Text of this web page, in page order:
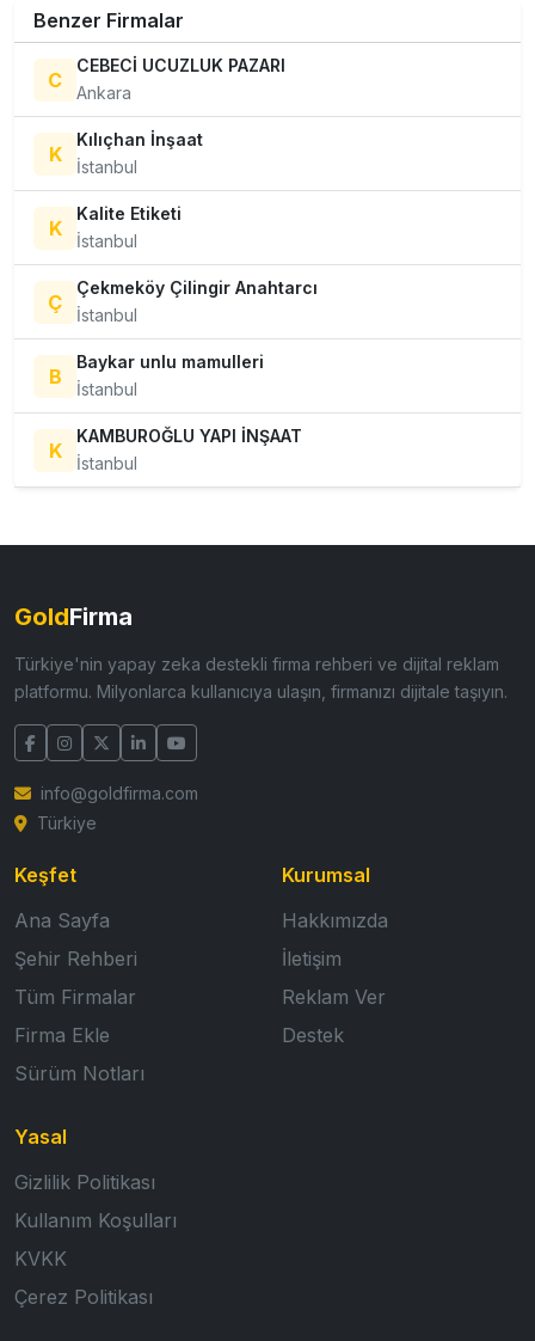
Benzer Firmalar
C
CEBECİ UCUZLUK PAZARI
Ankara
K
Kılıçhan İnşaat
İstanbul
K
Kalite Etiketi
İstanbul
Ç
Çekmeköy Çilingir Anahtarcı
İstanbul
B
Baykar unlu mamulleri
İstanbul
K
KAMBUROĞLU YAPI İNŞAAT
İstanbul
GoldFirma
Türkiye'nin yapay zeka destekli firma rehberi ve dijital reklam
platformu. Milyonlarca kullanıcıya ulaşın, firmanızı dijitale taşıyın.
info@goldfirma.com
Türkiye
Keşfet
Ana Sayfa
Şehir Rehberi
Tüm Firmalar
Firma Ekle
Sürüm Notları
Kurumsal
Hakkımızda
İletişim
Reklam Ver
Destek
Yasal
Gizlilik Politikası
Kullanım Koşulları
KVKK
Çerez Politikası